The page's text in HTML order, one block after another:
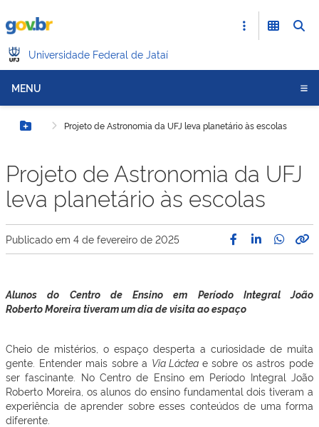
Universidade Federal de Jataí
MENU
Botão MenuProjeto de Astronomia da UFJ leva planetário às escolas
Projeto de Astronomia da UFJ
leva planetário às escolas
Publicado em 4 de fevereiro de 2025
Alunos do Centro de Ensino em Período Integral João
Roberto Moreira tiveram um dia de visita ao espaço
Cheio de mistérios, o espaço desperta a curiosidade de muita
gente. Entender mais sobre a Via Láctea e sobre os astros pode
ser fascinante. No Centro de Ensino em Período Integral João
Roberto Moreira, os alunos do ensino fundamental dois tiveram a
experiência de aprender sobre esses conteúdos de uma forma
diferente.